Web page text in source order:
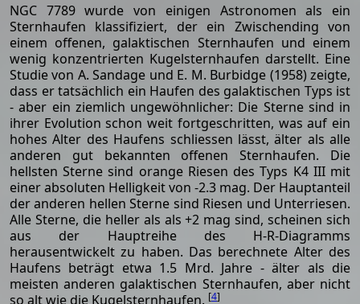
NGC 7789 wurde von einigen Astronomen als ein
Sternhaufen klassifiziert, der ein Zwischending von
einem offenen, galaktischen Sternhaufen und einem
wenig konzentrierten Kugelsternhaufen darstellt. Eine
Studie von A. Sandage und E. M. Burbidge (1958) zeigte,
dass er tatsächlich ein Haufen des galaktischen Typs ist
- aber ein ziemlich ungewöhnlicher: Die Sterne sind in
ihrer Evolution schon weit fortgeschritten, was auf ein
hohes Alter des Haufens schliessen lässt, älter als alle
anderen gut bekannten offenen Sternhaufen. Die
hellsten Sterne sind orange Riesen des Typs K4 III mit
einer absoluten Helligkeit von -2.3 mag. Der Hauptanteil
der anderen hellen Sterne sind Riesen und Unterriesen.
Alle Sterne, die heller als als +2 mag sind, scheinen sich
aus der Hauptreihe des H-R-Diagramms
herausentwickelt zu haben. Das berechnete Alter des
Haufens beträgt etwa 1.5 Mrd. Jahre - älter als die
meisten anderen galaktischen Sternhaufen, aber nicht
so alt wie die Kugelsternhaufen. [4]